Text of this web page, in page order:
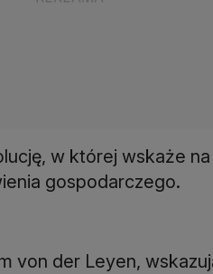
w której wskaże
gospodarczego.
von der Leyen,